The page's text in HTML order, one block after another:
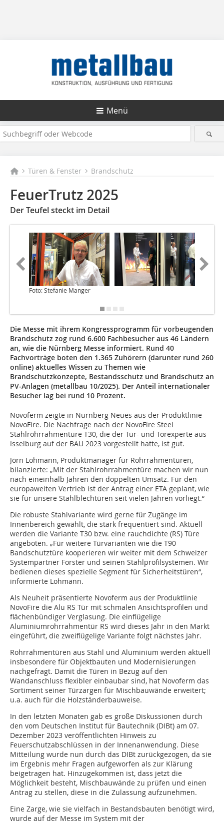
Menü
Türen & Fenster Brandschutz
FeuerTrutz 2025
Der Teufel steckt im Detail
Foto: Stefanie Manger
Die Messe mit ihrem Kongressprogramm für vorbeugenden
Brandschutz zog rund 6.600 Fachbesucher aus 46 Ländern
an, wie die Nürnberg Messe informiert. Rund 40
Fachvorträge boten den 1.365 Zuhörern (darunter rund 260
online) aktuelles Wissen zu Themen wie
Brandschutzkonzepte, Bestandsschutz und Brandschutz an
PV-Anlagen (metallbau 10/2025). Der Anteil internationaler
Besucher lag bei rund 10 Prozent.
Novoferm zeigte in Nürnberg Neues aus der Produktlinie
NovoFire. Die Nachfrage nach der NovoFire Steel
Stahlrohrrahmentüre T30, die der Tür- und Torexperte aus
Isselburg auf der BAU 2023 vorgestellt hatte, ist gut.
Jörn Lohmann, Produktmanager für Rohrrahmentüren,
bilanzierte: „Mit der Stahlrohrrahmentüre machen wir nun
nach eineinhalb Jahren den doppelten Umsatz. Für den
europaweiten Vertrieb ist der Antrag einer ETA geplant, wie
sie für unsere Stahlblechtüren seit vielen Jahren vorliegt.“
Die robuste Stahlvariante wird gerne für Zugänge im
Innenbereich gewählt, die stark frequentiert sind. Aktuell
werden die Variante T30 bzw. eine rauchdichte (RS) Türe
angeboten. „Für weitere Türvarianten wie die T90
Bandschutztüre kooperieren wir weiter mit dem Schweizer
Systempartner Forster und seinen Stahlprofilsystemen. Wir
bedienen dieses spezielle Segment für Sicherheitstüren“,
informierte Lohmann.
Als Neuheit präsentierte Novoferm aus der Produktlinie
NovoFire die Alu RS Tür mit schmalen Ansichtsprofilen und
flächenbündiger Verglasung. Die einflügelige
Aluminiumrohrrahmentür RS wird dieses Jahr in den Markt
eingeführt, die zweiflügelige Variante folgt nächstes Jahr.
Rohrrahmentüren aus Stahl und Aluminium werden aktuell
insbesondere für Objektbauten und Modernisierungen
nachgefragt. Damit die Türen in Bezug auf den
Wandanschluss flexibler einbaubar sind, hat Novoferm das
Sortiment seiner Türzargen für Mischbauwände erweitert;
u.a. auch für die Holzständerbauweise.
In den letzten Monaten gab es große Diskussionen durch
den vom Deutschen Institut für Bautechnik (DIBt) am 07.
Dezember 2023 veröffentlichten Hinweis zu
Feuerschutzabschlüssen in der Innenanwendung. Diese
Mitteilung wurde nun durch das DIBt zurückgezogen, da sie
im Ergebnis mehr Fragen aufgeworfen als zur Klärung
beigetragen hat. Hinzugekommen ist, dass jetzt die
Möglichkeit besteht, Mischbauwände zu prüfen und einen
Antrag zu stellen, diese in die Zulassung aufzunehmen.
Eine Zarge, wie sie vielfach in Bestandsbauten benötigt wird,
wurde auf der Messe im System mit der